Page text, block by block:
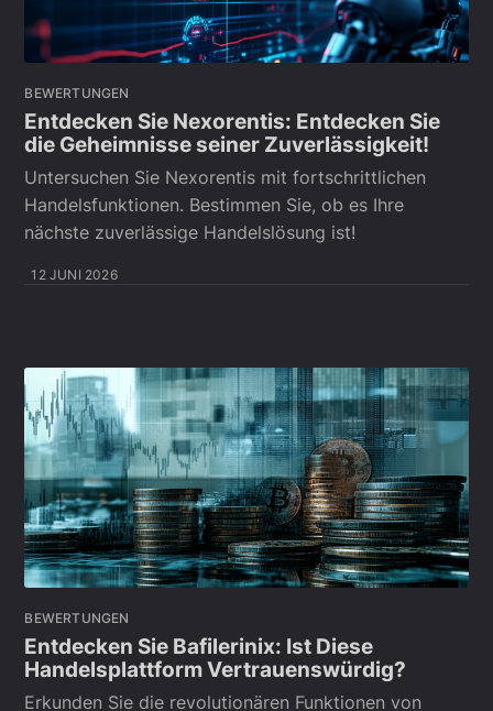
BEWERTUNGEN
Entdecken Sie Nexorentis: Entdecken Sie
die Geheimnisse seiner Zuverlässigkeit!
Untersuchen Sie Nexorentis mit fortschrittlichen
Handelsfunktionen. Bestimmen Sie, ob es Ihre
nächste zuverlässige Handelslösung ist!
12 JUNI 2026
BEWERTUNGEN
Entdecken Sie Bafilerinix: Ist Diese
Handelsplattform Vertrauenswürdig?
Erkunden Sie die revolutionären Funktionen von